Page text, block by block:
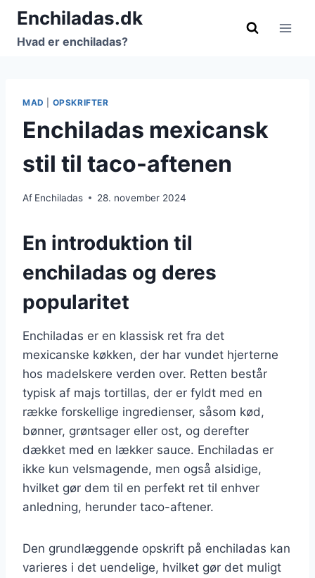
Fortsæt
indhold
Enchiladas.dk
Hvad er enchiladas?
MAD OPSKRIFTER
Enchiladas mexicansk
stil til taco-aftenen
Af Enchiladas 28. november 2024
En introduktion til
enchiladas og deres
popularitet
Enchiladas er en klassisk ret fra det
mexicanske køkken, der har vundet hjerterne
hos madelskere verden over. Retten består
typisk af majs tortillas, der er fyldt med en
række forskellige ingredienser, såsom kød,
bønner, grøntsager eller ost, og derefter
dækket med en lækker sauce. Enchiladas er
ikke kun velsmagende, men også alsidige,
hvilket gør dem til en perfekt ret til enhver
anledning, herunder taco-aftener.
Den grundlæggende opskrift på enchiladas kan
varieres i det uendelige, hvilket gør det muligt